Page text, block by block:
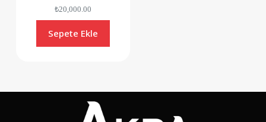
₺20,000.00
Sepete Ekle